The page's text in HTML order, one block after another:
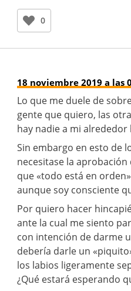
0
18 noviembre 2019 a las
Lo que me duele de
gente que quiero, las
hay nadie a mi
Sin embargo en esto de
necesitase la
que «todo está en
aunque soy consciente
Por quiero hacer
ante la cual me siento
con intención de darme
debería darle un
los labios ligeramente
¿Qué estará esperando